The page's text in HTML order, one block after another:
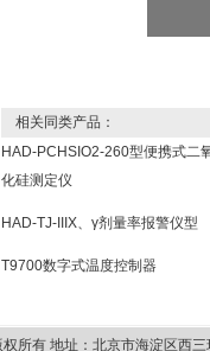
相关同类产品：
HAD-PCHSIO2-260型便携式二
化硅测定仪
HAD-TJ-IIIX、γ剂量率报警仪型
T9700数字式温度控制器
权所有 地址：北京市海淀区西